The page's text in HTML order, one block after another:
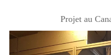
Projet au